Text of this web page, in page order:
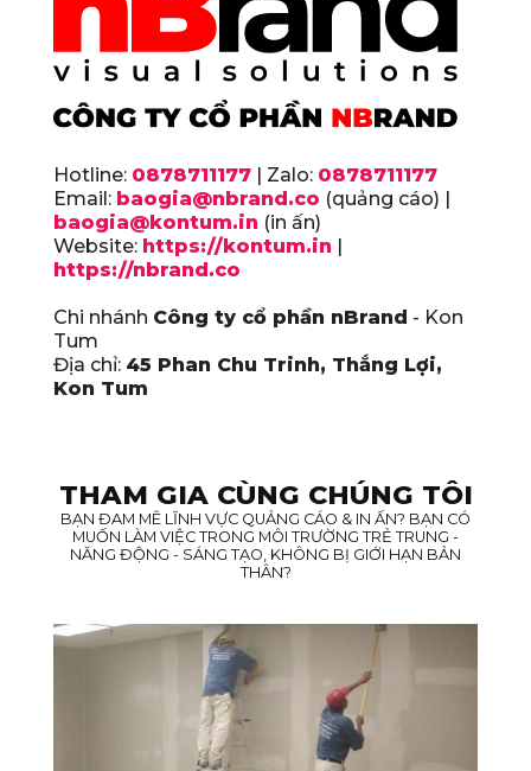
Hotline: 0878711177 | Zalo: 0878711177
Email: baogia@nbrand.co (quảng cáo) |
baogia@kontum.in (in ấn)
Website: https://kontum.in |
https://nbrand.co
Chi nhánh Công ty cổ phần nBrand - Kon
Tum
Địa chỉ: 45 Phan Chu Trinh, Thắng Lợi,
Kon Tum
THAM GIA CÙNG CHÚNG TÔI
BẠN ĐAM MÊ LĨNH VỰC QUẢNG CÁO & IN ẤN? BẠN CÓ
MUỐN LÀM VIỆC TRONG MÔI TRƯỜNG TRẺ TRUNG -
NĂNG ĐỘNG - SÁNG TẠO, KHÔNG BỊ GIỚI HẠN BẢN
THÂN?